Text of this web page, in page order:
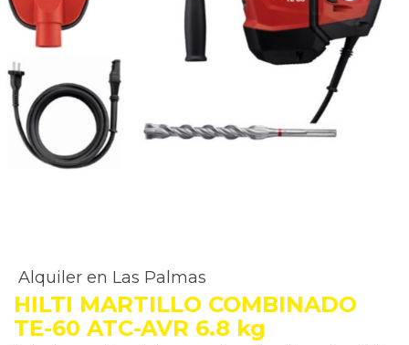
Alquiler en Las Palmas
HILTI MARTILLO COMBINADO
TE-60 ATC-AVR 6.8 kg